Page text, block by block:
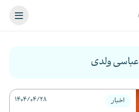
عباسی ولدی
1404/04/28 اخبار